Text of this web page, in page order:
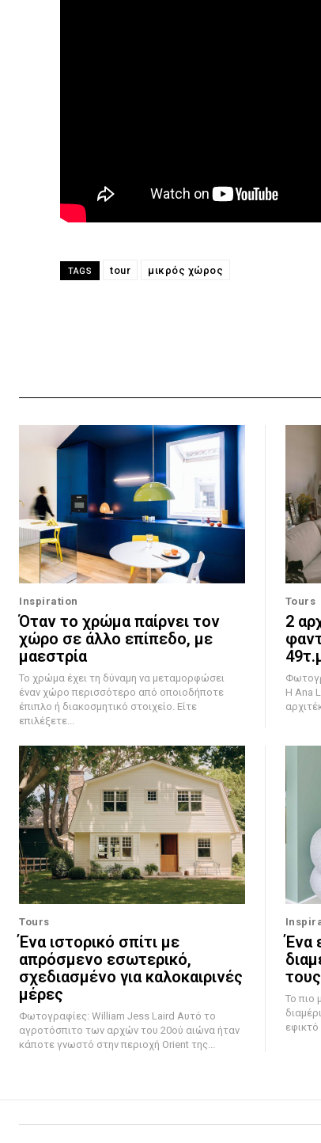
TAGS tour μικρός χώρος
Inspiration
Όταν το χρώμα παίρνει τον
χώρο σε άλλο επίπεδο, με
μαεστρία
Το χρώμα έχει τη δύναμη να μεταμορφώσει
έναν χώρο περισσότερο από οποιοδήποτε
έπιπλο ή διακοσμητικό στοιχείο. Είτε
επιλέξετε...
Tours
2
Η Ana
Tours
Ένα ιστορικό σπίτι με
απρόσμενο εσωτερικό,
σχεδιασμένο για καλοκαιρινές
μέρες
Φωτογραφίες: William Jess Laird Αυτό το
αγροτόσπιτο των αρχών του 20ού αιώνα ήταν
κάποτε γνωστό στην περιοχή Orient της...
Ένα
Το πιο
εφικτό